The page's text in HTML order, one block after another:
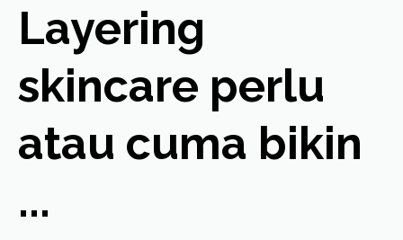
Layering
skincare perlu
atau cuma bikin
...